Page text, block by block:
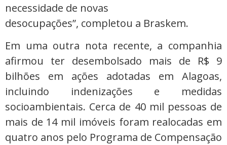
necessidade de novas
desocupações”, completou a Braskem.
Em uma outra nota recente, a companhia
afirmou ter desembolsado mais de R$ 9
bilhões em ações adotadas em Alagoas,
incluindo indenizações e medidas
socioambientais. Cerca de 40 mil pessoas de
mais de 14 mil imóveis foram realocadas em
quatro anos pelo Programa de Compensação